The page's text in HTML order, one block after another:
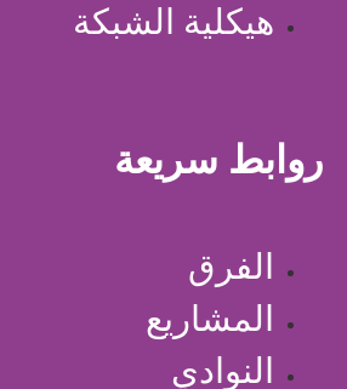
هيكلية الشبكة
روابط سريعة
الفرق
المشاريع
النوادي